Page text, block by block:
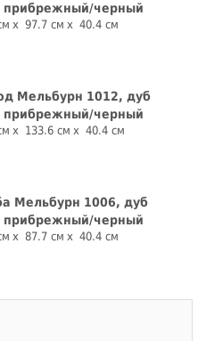
прибрежный/черный
97.7 см 40.4 см
Мельбурн 1012, дуб
прибрежный/черный
133.6 см 40.4 см
Мельбурн 1006, дуб
прибрежный/черный
87.7 см 40.4 см